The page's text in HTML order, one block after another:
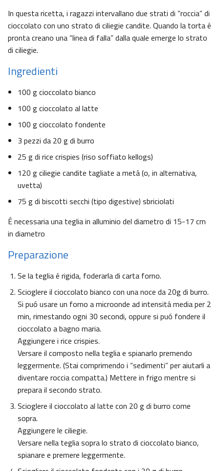
In questa ricetta, i ragazzi intervallano due strati di “roccia” di
cioccolato con uno strato di ciliegie candite. Quando la torta é
pronta creano una “linea di falla” dalla quale emerge lo strato
di ciliegie.
Ingredienti
100 g cioccolato bianco
100 g cioccolato al latte
100 g cioccolato fondente
3 pezzi da 20 g di burro
25 g di rice crispies (riso soffiato kellogs)
120 g ciliegie candite tagliate a metá (o, in alternativa,
uvetta)
75 g di biscotti secchi (tipo digestive) sbriciolati
É necessaria una teglia in alluminio del diametro di 15-17 cm
in diametro
Preparazione
Se la teglia é rigida, foderarla di carta forno.
Scioglere il cioccolato bianco con una noce da 20g di burro.
Si puó usare un forno a microonde ad intensitá media per 2
min, rimestando ogni 30 secondi, oppure si puó fondere il
cioccolato a bagno maria.
Aggiungere i rice crispies.
Versare il composto nella teglia e spianarlo premendo
leggermente. (Stai comprimendo i “sedimenti” per aiutarli a
diventare roccia compatta.) Mettere in frigo mentre si
prepara il secondo strato.
Scioglere il cioccolato al latte con 20 g di burro come
sopra.
Aggiungere le ciliegie.
Versare nella teglia sopra lo strato di cioccolato bianco,
spianare e premere leggermente.